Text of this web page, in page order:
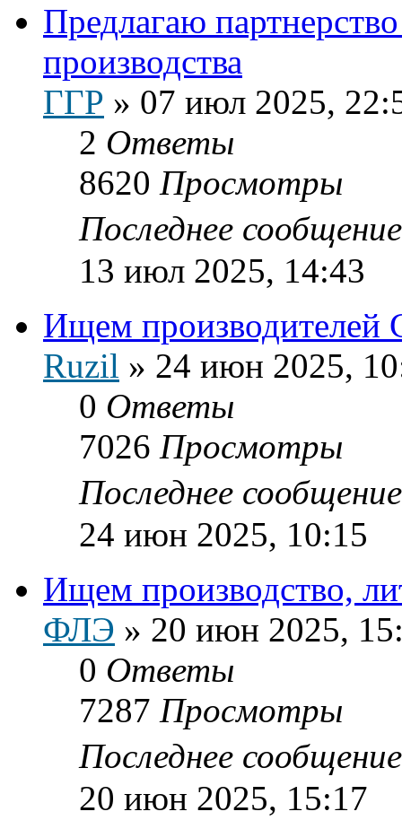
Предлагаю
производства
ГГР » 07 июл 2025,
2 Ответы
8620 Просмотры
Последнее
13 июл 2025, 14:43
Ищем производителей
Ruzil » 24 июн 2025,
0 Ответы
7026 Просмотры
Последнее
24 июн 2025, 10:15
Ищем производство,
ФЛЭ » 20 июн 2025,
0 Ответы
7287 Просмотры
Последнее
20 июн 2025, 15:17